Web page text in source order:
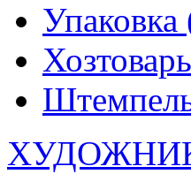
Упаковка